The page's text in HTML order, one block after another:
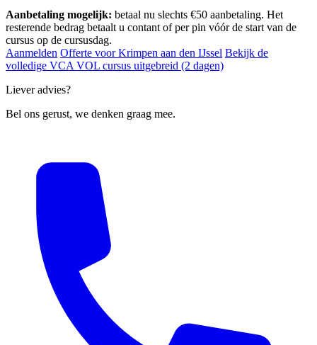
Aanbetaling mogelijk: betaal nu slechts €50 aanbetaling. Het
resterende bedrag betaalt u contant of per pin vóór de start van de
cursus op de cursusdag.
Aanmelden Offerte voor Krimpen aan den IJssel Bekijk de
volledige VCA VOL cursus uitgebreid (2 dagen)
Liever advies?
Bel ons gerust, we denken graag mee.